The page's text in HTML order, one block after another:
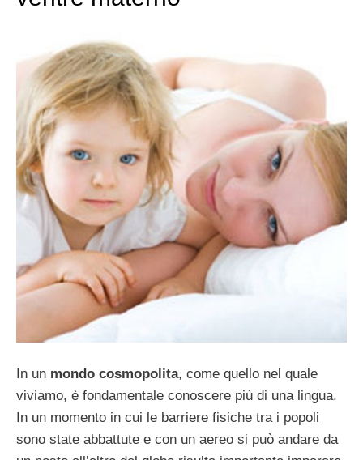
In un mondo cosmopolita, come quello nel quale
viviamo, è fondamentale conoscere più di una lingua.
In un momento in cui le barriere fisiche tra i popoli
sono state abbattute e con un aereo si può andare da